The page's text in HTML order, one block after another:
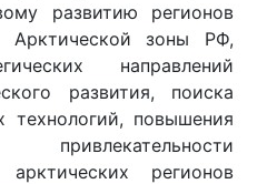
развитию регионов
Арктической зоны РФ,
направлений
развития, поиска
технологий, повышения
регионов